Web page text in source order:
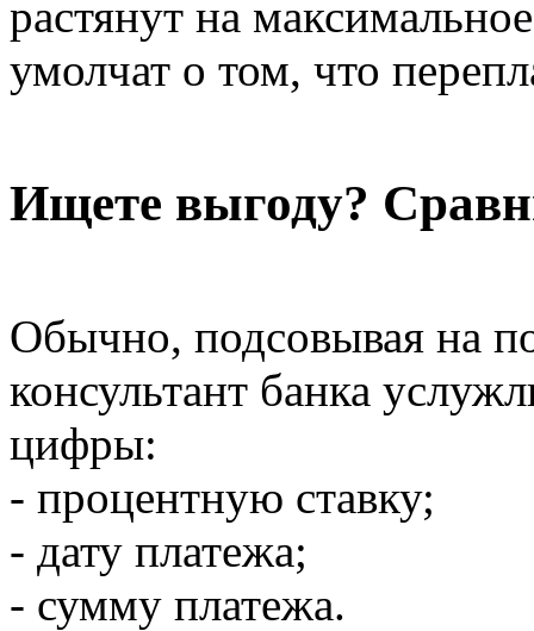
растянут на
умолчат о том, что
Ищете выгоду?
Обычно, подсовывая на
консультант банка
цифры:
- процентную ставку;
- дату платежа;
- сумму платежа.